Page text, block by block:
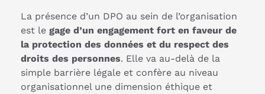
La présence d’un DPO au sein de l’organisation
est le gage d’un engagement fort en faveur de
la protection des données et du respect des
droits des personnes. Elle va au-delà de la
simple barrière légale et confère au niveau
organisationnel une dimension éthique et